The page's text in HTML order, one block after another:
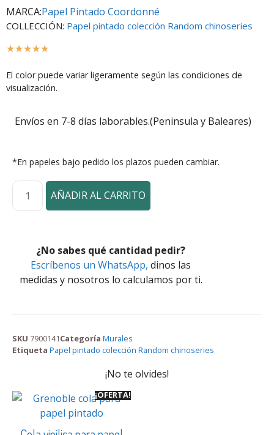
MARCA:Papel Pintado Coordonné
COLLECCIÓN: Papel pintado colección Random chinoseries
☆☆☆☆☆
El color puede variar ligeramente según las condiciones de
visualización.
Envíos en 7-8 días laborables.(Peninsula y Baleares)
*En papeles bajo pedido los plazos pueden cambiar.
AÑADIR AL CARRITO
¿No sabes qué cantidad pedir?
Escríbenos un WhatsApp, dinos las
medidas y nosotros lo calculamos por ti.
SKU 7900141Categoría Murales
Etiqueta Papel pintado colección Random chinoseries
¡No te olvides!
¡OFERTA!